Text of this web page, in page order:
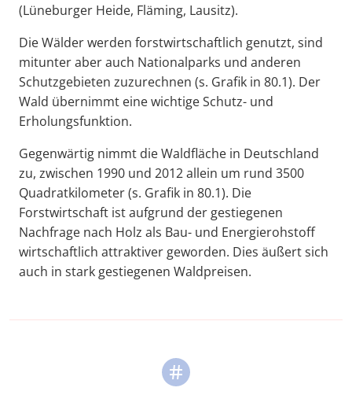
(Lüneburger Heide, Fläming, Lausitz).
Die Wälder werden forstwirtschaftlich genutzt, sind
mitunter aber auch Nationalparks und anderen
Schutzgebieten zuzurechnen (s. Grafik in 80.1). Der
Wald übernimmt eine wichtige Schutz- und
Erholungsfunktion.
Gegenwärtig nimmt die Waldfläche in Deutschland
zu, zwischen 1990 und 2012 allein um rund 3500
Quadratkilometer (s. Grafik in 80.1). Die
Forstwirtschaft ist aufgrund der gestiegenen
Nachfrage nach Holz als Bau- und Energierohstoff
wirtschaftlich attraktiver geworden. Dies äußert sich
auch in stark gestiegenen Waldpreisen.